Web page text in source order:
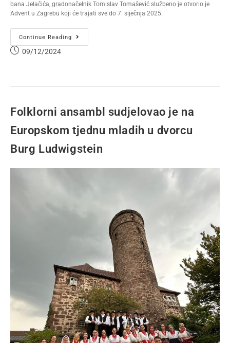
bana Jelačića, gradonačelnik Tomislav Tomašević službeno je otvorio je
Advent u Zagrebu koji će trajati sve do 7. siječnja 2025.
Continue Reading
09/12/2024
Folklorni ansambl sudjelovao je na
Europskom tjednu mladih u dvorcu
Burg Ludwigstein